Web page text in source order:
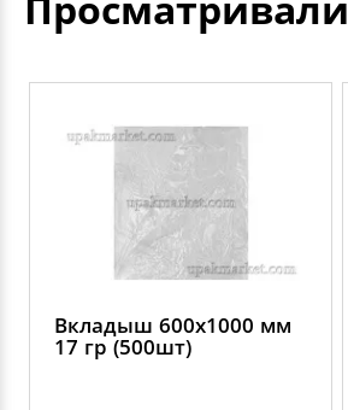
Вкладыш 600х1000 мм
17 гр (500шт)